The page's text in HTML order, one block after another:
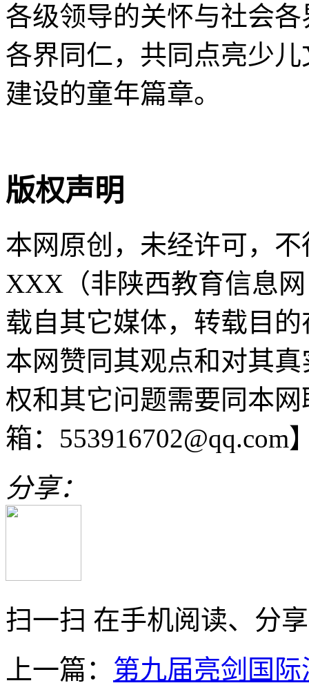
各级领导的关怀与社会
各界同仁，共同点亮少
建设的童年篇章。
版权声明
本网原创，未经许可，
XXX（非陕西教育信息网
载自其它媒体，转载目
本网赞同其观点和对其
权和其它问题需要同本
箱：553916702@qq.com
分享：
扫一扫 在手机阅读、分
上一篇： 第九届亮剑国